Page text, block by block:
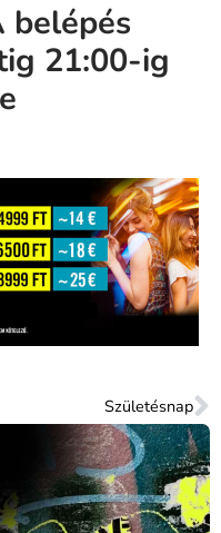
belépés
21:00-ig
Születésnap